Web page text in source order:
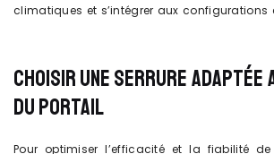
climatiques et s’intégrer aux configurations
CHOISIR UNE SERRURE ADAPTÉE
DU PORTAIL
Pour optimiser l’efficacité et la fiabilité